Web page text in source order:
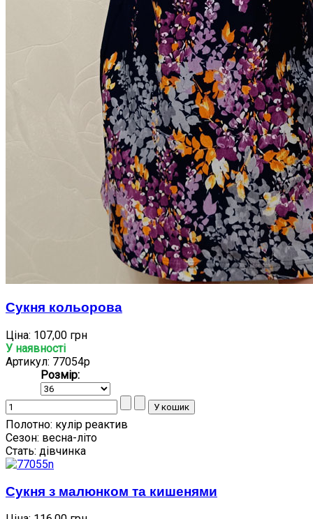
Сукня кольорова
Ціна: 107,00 грн
У наявності
Артикул: 77054p
Розмір:
Полотно: кулір реактив
Сезон: весна-літо
Стать: дівчинка
Сукня з малюнком та кишенями